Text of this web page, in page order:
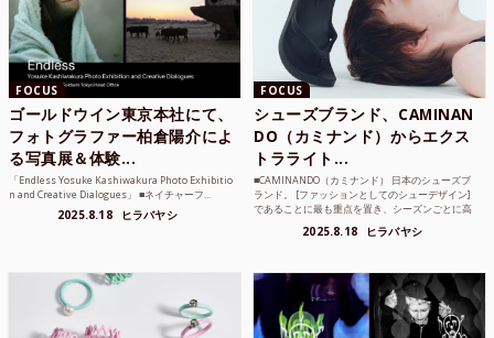
FOCUS
ゴールドウイン東京本社にて、
フォトグラファー柏倉陽介によ
る写真展＆体験...
「Endless Yosuke Kashiwakura Photo Exhibitio
n and Creative Dialogues」 ■ネイチャーフ...
2025.8.18 ヒラバヤシ
FOCUS
シューズブランド、CAMINAN
DO（カミナンド）からエクス
トラライト...
■CAMINANDO（カミナンド） 日本のシューズブ
ランド。 [ファッションとしてのシューデザイン]
であることに最も重点を置き、シーズンごとに高
2025.8.18 ヒラバヤシ